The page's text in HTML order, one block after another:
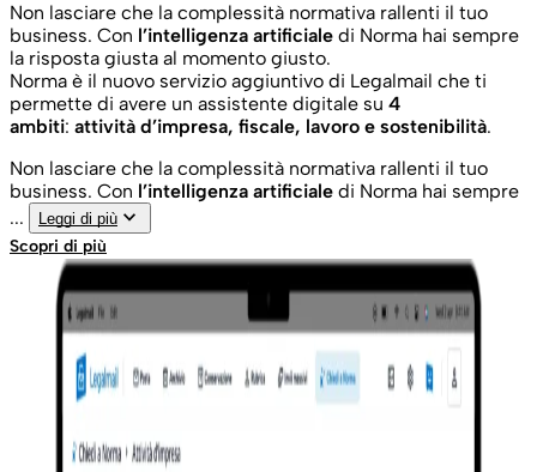
Non lasciare che la complessità normativa rallenti il tuo
business. Con l’intelligenza artificiale di Norma hai sempre
la risposta giusta al momento giusto.
Norma è il nuovo servizio aggiuntivo di Legalmail che ti
permette di avere un assistente digitale su 4
ambiti: attività d’impresa, fiscale, lavoro e sostenibilità.
Non lasciare che la complessità normativa rallenti il tuo
business. Con l’intelligenza artificiale di Norma hai sempre
...
Leggi di più keyboard_arrow_down
Scopri di più